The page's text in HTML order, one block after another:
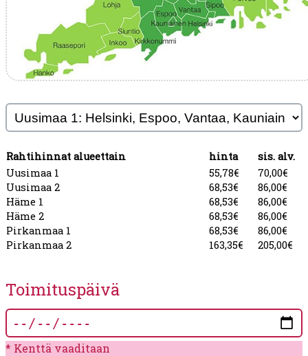
Rahtihinnat alueettain hinta
sis. alv.
Uusimaa 1
55,78€ 70,00€
Uusimaa 2
68,53€ 86,00€
Häme 1
68,53€ 86,00€
Häme 2
68,53€ 86,00€
Pirkanmaa 1
68,53€ 86,00€
Pirkanmaa 2
163,35€ 205,00€
Toimituspäivä
Kenttä vaaditaan